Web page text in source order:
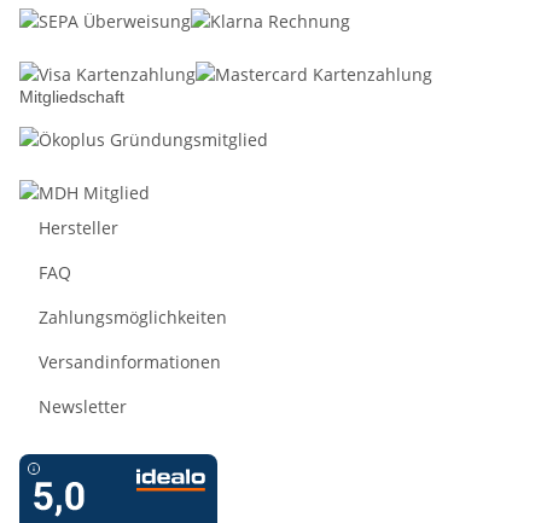
Mitgliedschaft
Hersteller
FAQ
Zahlungsmöglichkeiten
Versandinformationen
Newsletter